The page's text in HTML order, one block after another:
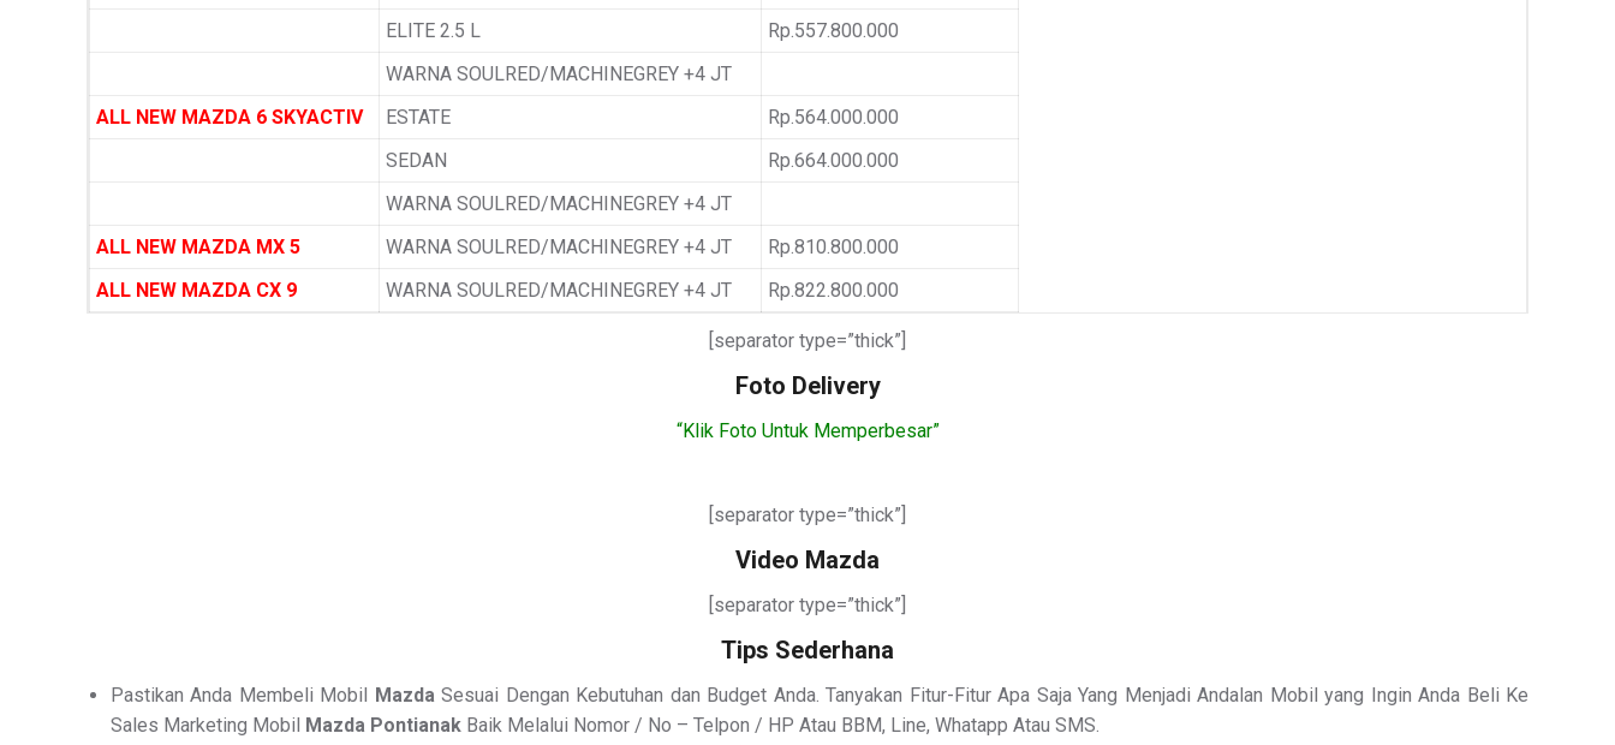
ELITE 2.5 L
Rp.557.800.000
WARNA SOULRED/MACHINEGREY +4 JT
ALL NEW MAZDA 6 SKYACTIV
ESTATE
Rp.564.000.000
SEDAN
Rp.664.000.000
WARNA SOULRED/MACHINEGREY +4 JT
ALL NEW MAZDA MX 5
WARNA SOULRED/MACHINEGREY +4 JT
Rp.810.800.000
ALL NEW MAZDA CX 9
WARNA SOULRED/MACHINEGREY +4 JT Rp.822.800.000
[separator type=”thick”]
Foto Delivery
“Klik Foto Untuk Memperbesar”
[separator type=”thick”]
Video Mazda
[separator type=”thick”]
Tips Sederhana
Pastikan Anda Membeli Mobil MazdaSesuai Dengan Kebutuhan dan Budget Anda. Tanyakan Fitur-Fitur Apa Saja Yang Menjadi Andalan Mobil yang Ingin Anda Beli Ke
Sales Marketing Mobil Mazda Pontianak Baik Melalui Nomor / No – Telpon / HP Atau BBM, Line, Whatapp Atau SMS.